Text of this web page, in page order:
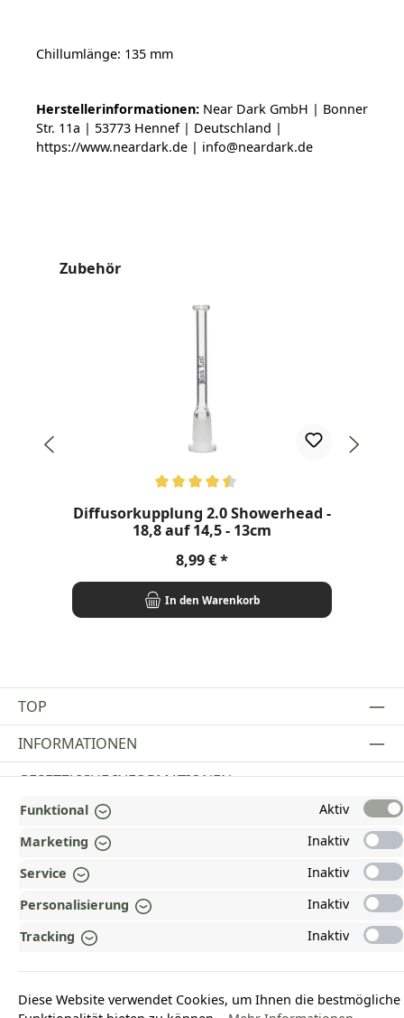
Chillumlänge: 135 mm
Herstellerinformationen: Near Dark GmbH | Bonner
Str. 11a | 53773 Hennef | Deutschland |
https://www.neardark.de | info@neardark.de
Produktgalerie überspringen
Zubehör
Diffusorkupplung 2.0 Showerhead -
18,8 auf 14,5 - 13cm
Regulärer Preis:
8,99 €
In den Warenkorb
TOP
Vertrag widerrufen
INFORMATIONEN
GESETZLICHE INFORMATIONEN
ZAHLUNGS- UND VERSANDARTEN
AUSGEZEICHNET UND ZERTIFIZIERT!
UNSERE COMMUNITIES
Funktional
Aktiv
Marketing
Inaktiv
Service
Inaktiv
Personalisierung
Inaktiv
Tracking
Inaktiv
Diese Website verwendet Cookies, um Ihnen die bestmögliche